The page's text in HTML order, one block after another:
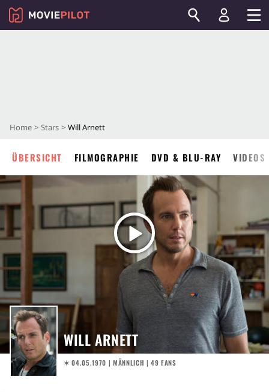
Home Stars Will Arnett
ÜBERSICHT FILMOGRAPHIE DVD & BLU-RAY VIDEOS
WILL ARNETT
✶ 04.05.1970 | MÄNNLICH | 49 FANS